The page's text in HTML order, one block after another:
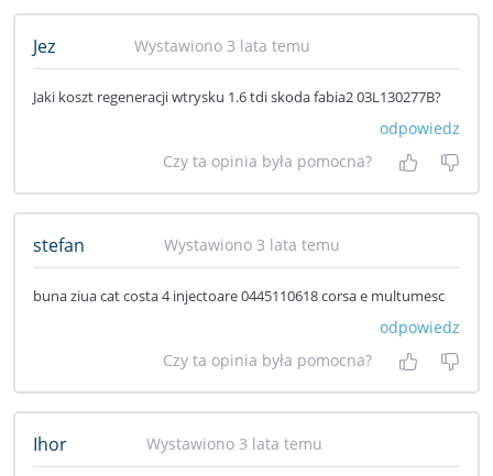
Jez Wystawiono 3 lata temu
Jaki koszt regeneracji wtrysku 1.6 tdi skoda fabia2 03L130277B?
odpowiedz
Czy ta opinia była pomocna?
Tak, była
Nie
stefan Wystawiono 3 lata temu
buna ziua cat costa 4 injectoare 0445110618 corsa e multumesc
odpowiedz
Czy ta opinia była pomocna?
Tak, była
Nie
Ihor Wystawiono 3 lata temu